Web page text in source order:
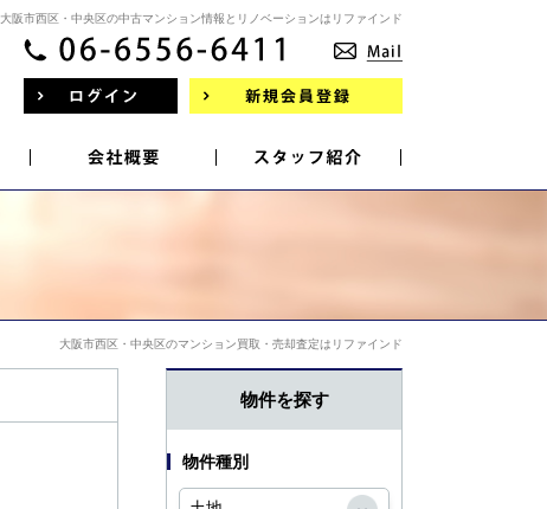
大阪市西区・中央区の中古マンション情報とリノベーションはリファインド
大阪市西区・中央区のマンション買取・売却査定はリファインド
物件を探す
物件種別